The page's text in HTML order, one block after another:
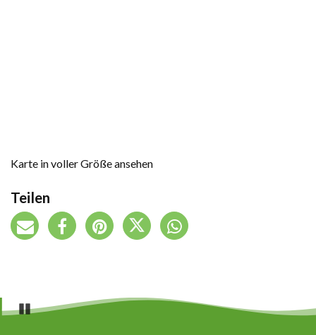
Karte in voller Größe ansehen
Teilen
Pause